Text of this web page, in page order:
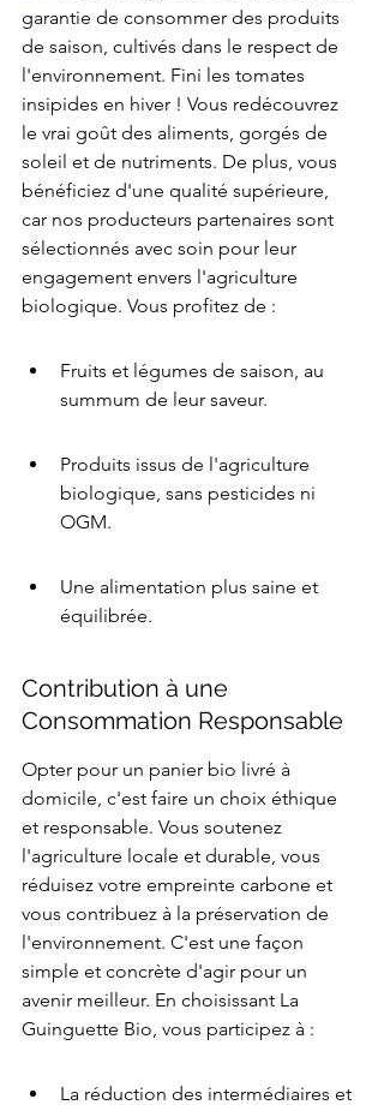
garantie de consommer des produits
de saison, cultivés dans le respect de
l'environnement. Fini les tomates
insipides en hiver ! Vous redécouvrez
le vrai goût des aliments, gorgés de
soleil et de nutriments. De plus, vous
bénéficiez d'une qualité supérieure,
car nos producteurs partenaires sont
sélectionnés avec soin pour leur
engagement envers l'agriculture
biologique. Vous profitez de :
Fruits et légumes de saison, au
summum de leur saveur.
Produits issus de l'agriculture
biologique, sans pesticides ni
OGM.
Une alimentation plus saine et
équilibrée.
Contribution à une
Consommation Responsable
Opter pour un panier bio livré à
domicile, c'est faire un choix éthique
et responsable. Vous soutenez
l'agriculture locale et durable, vous
réduisez votre empreinte carbone et
vous contribuez à la préservation de
l'environnement. C'est une façon
simple et concrète d'agir pour un
avenir meilleur. En choisissant La
Guinguette Bio, vous participez à :
La réduction des intermédiaires et